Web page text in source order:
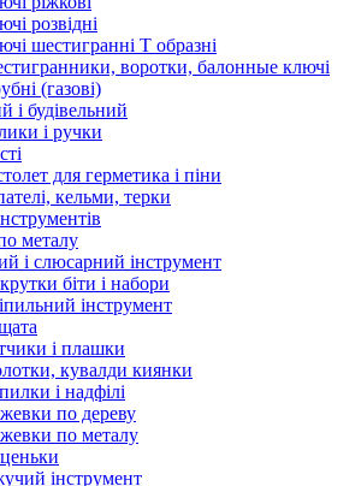
розвідні
шестигранні Т образні
воротки, балонные ключі
(газові)
і будівельний
і ручки
для герметика і піни
кельми, терки
металу
і слюсарний інструмент
біти і набори
інструмент
і плашки
кувалди киянки
і надфілі
по дереву
по металу
інструмент